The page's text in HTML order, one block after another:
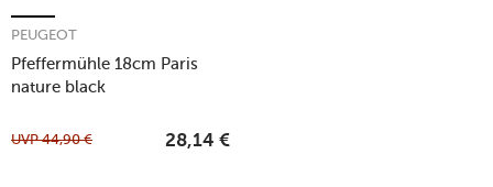
Pfeffermühle 18cm Paris
nature black
PEUGEOT
UVP44,90 € 28,14 €